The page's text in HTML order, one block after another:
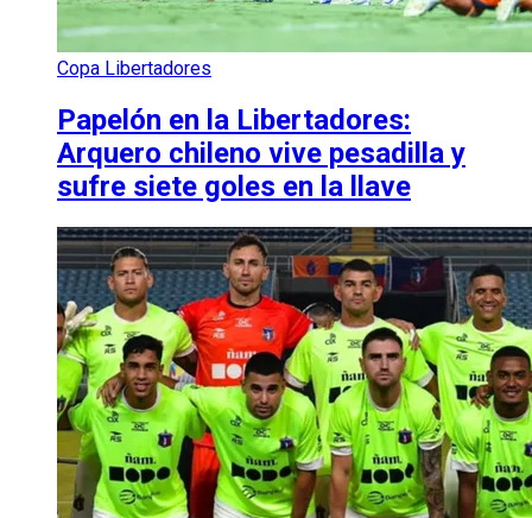
Copa Libertadores
Papelón en la Libertadores:
Arquero chileno vive pesadilla y
sufre siete goles en la llave